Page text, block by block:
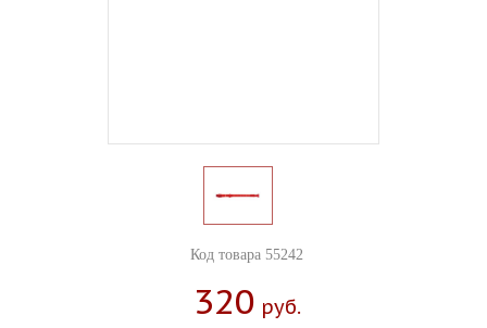
Код товара 55242
320 Руб.